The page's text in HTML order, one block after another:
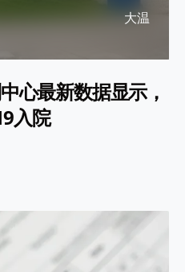
大温
心最新数据显示，
入院